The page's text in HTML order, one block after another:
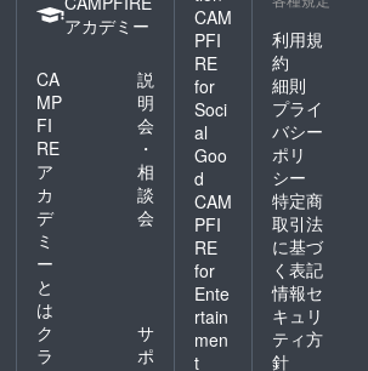
アカデミー
CA
MP
FI
RE
ア
カ
デ
ミ
ー
と
は
説
明
会
・
相
談
会
ク
ラ
サ
ポ
CAM
PFI
RE
for
Soci
al
Goo
d
CAM
PFI
RE
for
Ente
rtain
men
t
利用規
約
細則
プライ
バシー
ポリ
シー
特定商
取引法
に基づ
く表記
情報セ
キュリ
ティ方
針